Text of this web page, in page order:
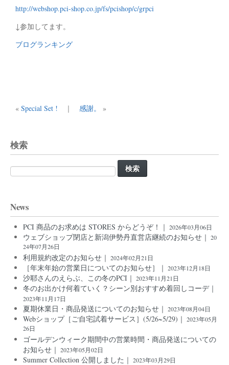
http://webshop.pci-shop.co.jp/fs/pcishop/c/grpci
↓参加してます。
ブログランキング
« Special Set ! ｜ 感謝。 »
検索
検
索:
News
PCI 商品のお求めは STORES からどうぞ！｜ 2026年03月06日
ウェブショップ閉店と新潟伊勢丹直営店継続のお知らせ｜ 20
24年07月26日
利用規約改定のお知らせ｜ 2024年02月21日
［年末年始の営業日についてのお知らせ］｜ 2023年12月18日
沙耶さんのえらぶ、この冬のPCI｜ 2023年11月21日
冬のお出かけ何着ていく？シーン別おすすめ着回しコーデ｜
2023年11月17日
夏期休業日・商品発送についてのお知らせ｜ 2023年08月04日
Webショップ［ご自宅試着サービス］(5/26~5/29)｜ 2023年05月
26日
ゴールデンウィーク期間中の営業時間・商品発送についての
お知らせ｜ 2023年05月02日
Summer Collection 公開しました｜ 2023年03月29日